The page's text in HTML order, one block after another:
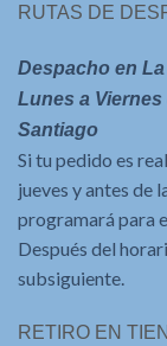
RUTAS DE
Despacho en
Lunes a
Santiago
Si tu pedido es
jueves y antes de
programará para
Después del
subsiguiente.
RETIRO EN